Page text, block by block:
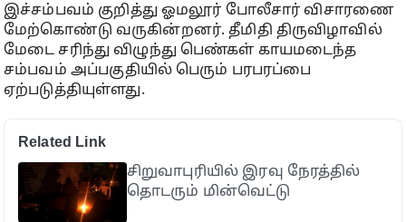
இச்சம்பவம் குறித்து ஓமலூர் போலீசார் விசாரணை
மேற்கொண்டு வருகின்றனர். தீமிதி திருவிழாவில்
மேடை சரிந்து விழுந்து பெண்கள் காயமடைந்த
சம்பவம் அப்பகுதியில் பெரும் பரபரப்பை
ஏற்படுத்தியுள்ளது.
Related Link
சிறுவாபுரியில் இரவு நேரத்தில்
தொடரும் மின்வெட்டு